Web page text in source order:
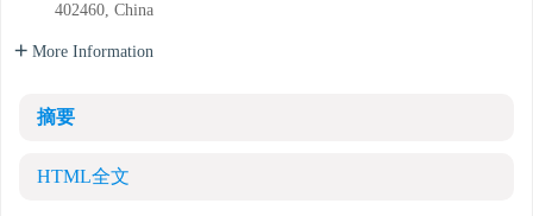
402460, China
More Information
摘要
HTML全文